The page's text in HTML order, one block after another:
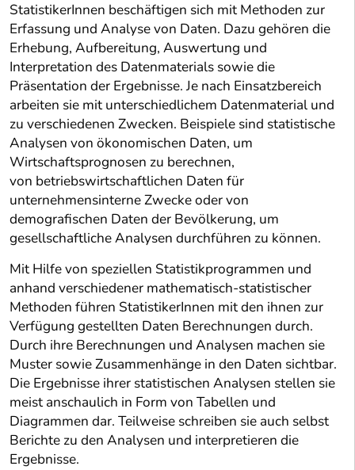
StatistikerInnen beschäftigen sich mit Methoden zur
Erfassung und Analyse von Daten. Dazu gehören die
Erhebung, Aufbereitung, Auswertung und
Interpretation des Datenmaterials sowie die
Präsentation der Ergebnisse. Je nach Einsatzbereich
arbeiten sie mit unterschiedlichem Datenmaterial und
zu verschiedenen Zwecken. Beispiele sind statistische
Analysen von ökonomischen Daten, um
Wirtschaftsprognosen zu berechnen,
von betriebswirtschaftlichen Daten für
unternehmensinterne Zwecke oder von
demografischen Daten der Bevölkerung, um
gesellschaftliche Analysen durchführen zu können.
Mit Hilfe von speziellen Statistikprogrammen und
anhand verschiedener mathematisch-statistischer
Methoden führen StatistikerInnen mit den ihnen zur
Verfügung gestellten Daten Berechnungen durch.
Durch ihre Berechnungen und Analysen machen sie
Muster sowie Zusammenhänge in den Daten sichtbar.
Die Ergebnisse ihrer statistischen Analysen stellen sie
meist anschaulich in Form von Tabellen und
Diagrammen dar. Teilweise schreiben sie auch selbst
Berichte zu den Analysen und interpretieren die
Ergebnisse.